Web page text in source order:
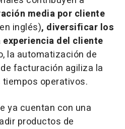
media por cliente
inglés), diversificar los
del cliente
la automatización de
facturación agiliza la
operativos.
ya cuentan con una
productos de